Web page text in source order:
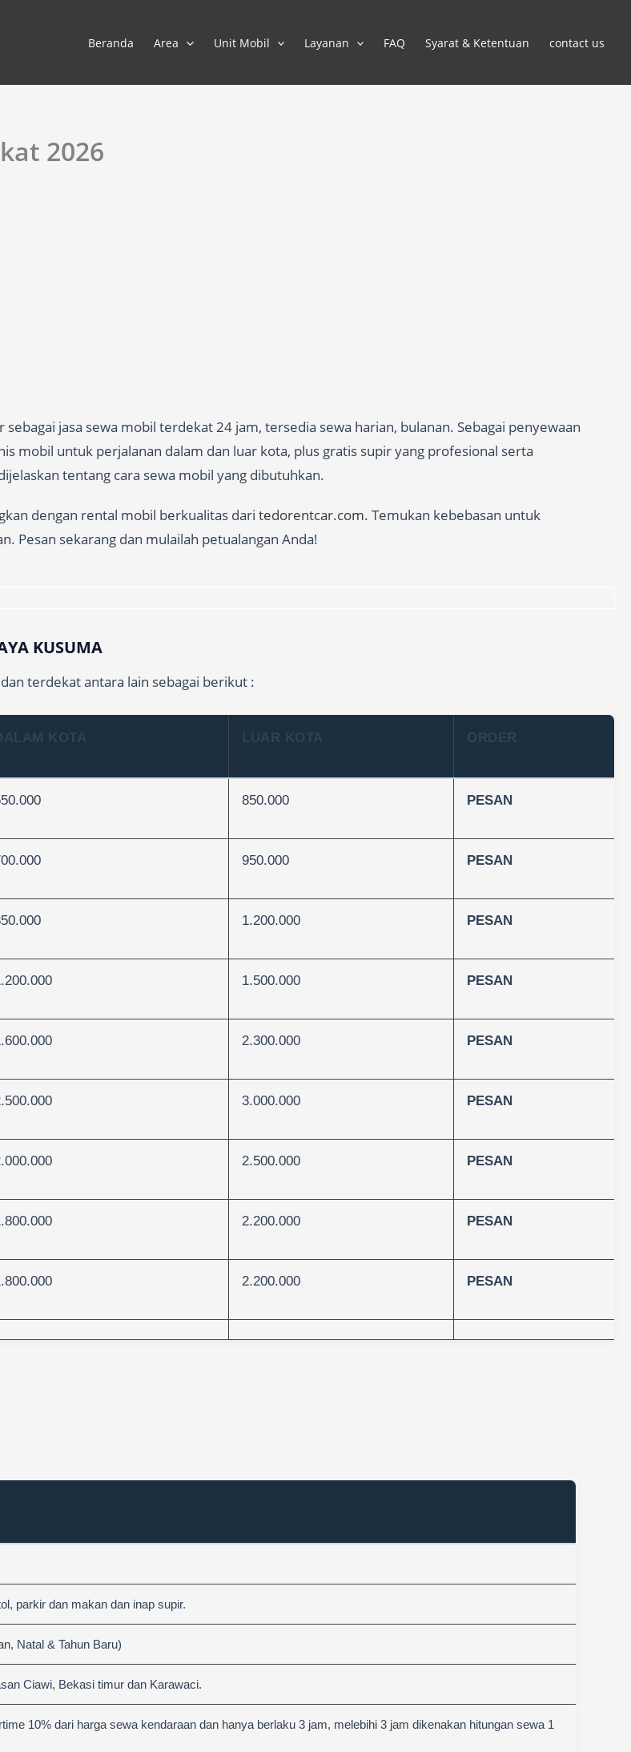
Beranda Area Unit Mobil Layanan FAQ Syarat & Ketentuan contact us
2026
jasa sewa mobil terdekat 24 jam, tersedia sewa harian, bulanan. Sebagai penyewaan
mobil untuk perjalanan dalam dan luar kota, plus gratis supir yang profesional serta
tentang cara sewa mobil yang dibutuhkan.
dengan rental mobil berkualitas dari tedorentcar.com. Temukan kebebasan untuk
Pesan sekarang dan mulailah petualangan Anda!
KUSUMA
terdekat antara lain sebagai berikut :
KOTA LUAR KOTA ORDER
850.000 PESAN
950.000 PESAN
1.200.000 PESAN
1.500.000 PESAN
2.300.000 PESAN
3.000.000 PESAN
2.500.000 PESAN
2.200.000 PESAN
2.200.000 PESAN
parkir dan makan dan inap supir.
Natal & Tahun Baru)
Ciawi, Bekasi timur dan Karawaci.
10% dari harga sewa kendaraan dan hanya berlaku 3 jam, melebihi 3 jam dikenakan hitungan sewa 1